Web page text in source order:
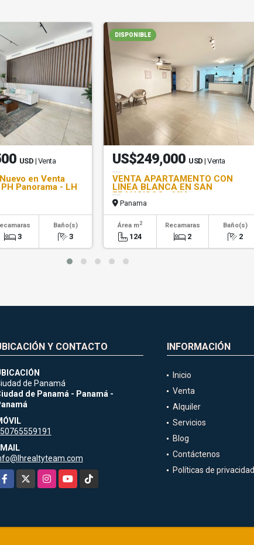
USD | Venta
en Venta
Panorama - LH
3
Baño(s)
3
DISPONIBLE
US$249,000 USD | Venta
VENTA APARTAMENTO CON
LINEA BLANCA EN SAN
FRANCISCO - MM
Panama
Área m2
124
Recamaras
2
Baño(s)
2
Y CONTACTO
de Panamá
de Panamá - Panamá -
Facebook
InstagramYouTubeTikTok
INFORMACIÓN
Inicio
Venta
Alquiler
Servicios
Blog
Contáctenos
Políticas de privacidad